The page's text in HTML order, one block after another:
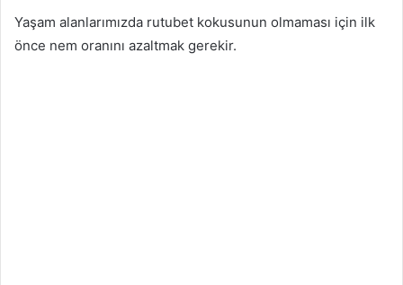
Yaşam alanlarımızda rutubet kokusunun olmaması için ilk
önce nem oranını azaltmak gerekir.